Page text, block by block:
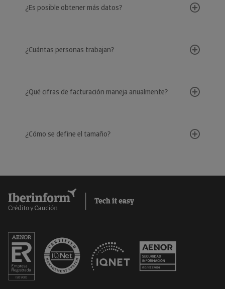
¿Es posible obtener más datos?
¿Cuántas personas trabajan?
¿Qué cifras de facturación maneja anualmente?
¿Cómo se define el tamaño?